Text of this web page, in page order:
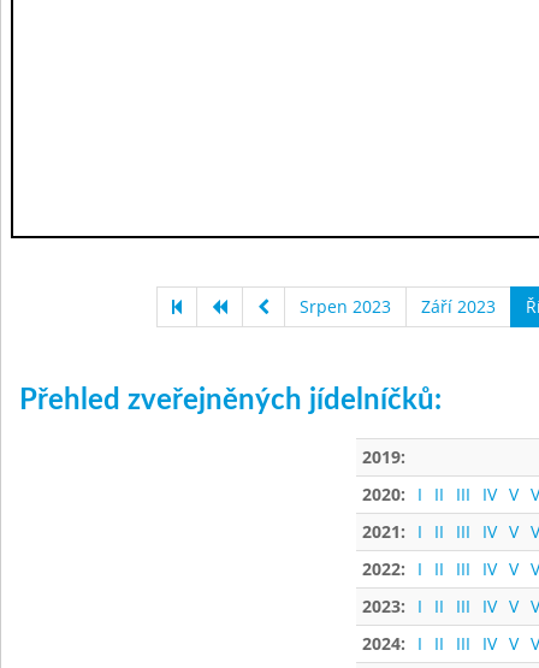
Srpen 2023 Září 2023
Přehled zveřejněných jídelníčků:
2019:
2020:
I II III IV V
2021:
I II III IV V
2022:
I II III IV V
2023:
I II III IV V
2024:
I II III IV V